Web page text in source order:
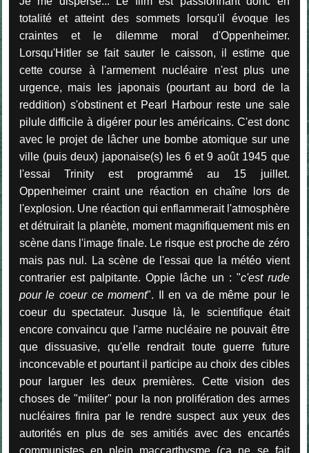
totalité et atteint des sommets lorsqu'il évoque les
craintes et le dilemme moral d'Oppenheimer.
Lorsqu'Hitler se fait sauter le caisson, il estime que
cette course à l'armement nucléaire n'est plus une
urgence, mais les japonais (pourtant au bord de la
reddition) s'obstinent et Pearl Harbour reste une sale
pilule difficile à digérer pour les américains. C'est donc
avec le projet de lâcher une bombe atomique sur une
ville (puis deux) japonaise(s) les 6 et 9 août 1945 que
l'essai Trinity est programmé au 15 juillet.
Oppenheimer craint une réaction en chaîne lors de
l'explosion. Une réaction qui enflammerait l'atmosphère
et détruirait la planète, moment magnifiquement mis en
scène dans l'image finale. Le risque est proche de zéro
mais pas nul. La scène de l'essai que la météo vient
contrarier est palpitante. Oppie lâche un : "c'est rude
pour le coeur ce moment". Il en va de même pour le
coeur du spectateur. Jusque là, le scientifique était
encore convaincu que l'arme nucléaire ne pouvait être
que dissuasive, qu'elle rendrait toute guerre future
inconcevable et pourtant il participe au choix des cibles
pour larguer les deux premières. Cette vision des
choses de "militer" pour la non prolifération des armes
nucléaires finira par le rendre suspect aux yeux des
autorités en plus de ses amitiés avec des encartés